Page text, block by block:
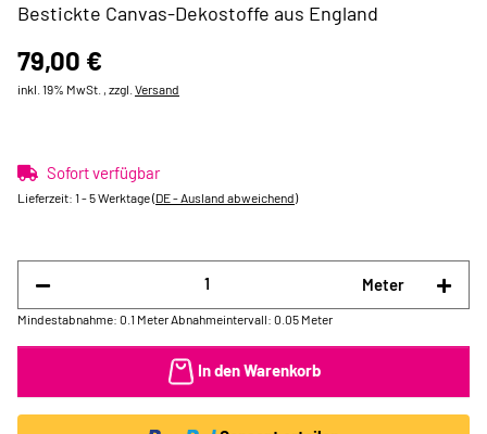
Bestickte Canvas-Dekostoffe aus England
79,00 €
inkl. 19% MwSt. , zzgl. Versand
Sofort verfügbar
Lieferzeit: 1 - 5 Werktage(DE - Ausland abweichend)
Meter
Mindestabnahme: 0.1 Meter Abnahmeintervall: 0.05 Meter
In den Warenkorb